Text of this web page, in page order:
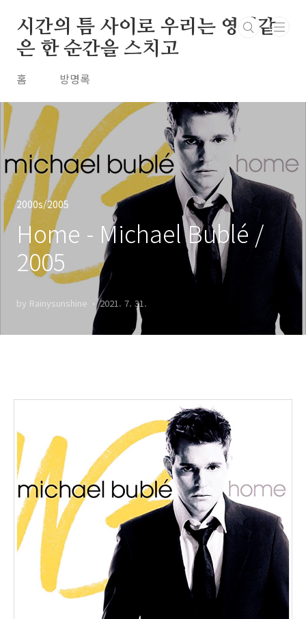
시간의 틈 사이로 우리는 영원같
은 한 순간을 스치고
홈 방명록
2000s/2005
Home - Michael Bublé /
2005
by Rainysunshine 2021. 7. 31.